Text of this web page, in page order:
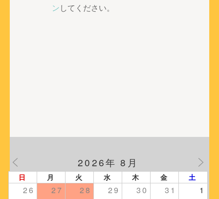
ンしてください。
2026年 8月
日 月 火 水 木 金 土
26 27 28 29 30 31 1